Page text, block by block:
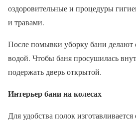
оздоровительные и процедуры
и травами.
После помывки уборку бани
водой. Чтобы баня просушилась
подержать дверь открытой.
Интерьер бани на колесах
Для удобства полок